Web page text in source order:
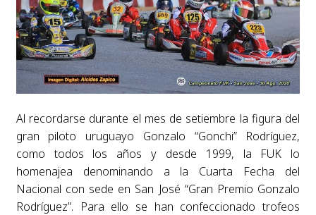
Al recordarse durante el mes de setiembre la figura del
gran piloto uruguayo Gonzalo “Gonchi” Rodríguez,
como todos los años y desde 1999, la FUK lo
homenajea denominando a la Cuarta Fecha del
Nacional con sede en San José “Gran Premio Gonzalo
Rodríguez”. Para ello se han confeccionado trofeos